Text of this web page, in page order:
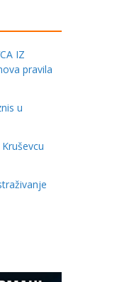
IZ
pravila
u